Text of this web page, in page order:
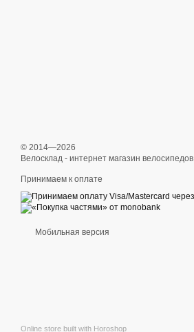
© 2014—2026
Велосклад - интернет магазин велосипедов
Принимаем к оплате
Мобильная версия
Online store built with Horoshop